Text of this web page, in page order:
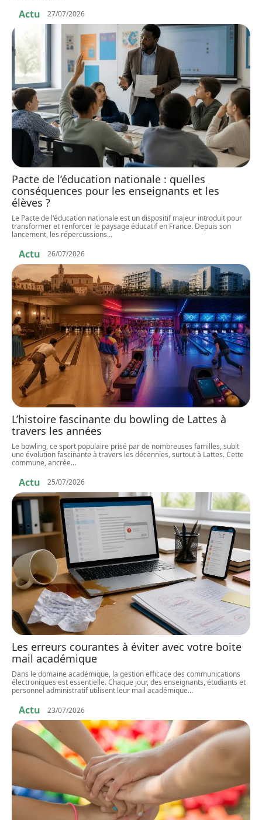
Actu 27/07/2026
Pacte de l’éducation nationale : quelles
conséquences pour les enseignants et les
élèves ?
Le Pacte de l'éducation nationale est un dispositif majeur introduit pour
transformer et renforcer le paysage éducatif en France. Depuis son
lancement, les répercussions…
Actu 26/07/2026
L’histoire fascinante du bowling de Lattes à
travers les années
Le bowling, ce sport populaire prisé par de nombreuses familles, subit
une évolution fascinante à travers les décennies, surtout à Lattes. Cette
commune, ancrée…
Actu 25/07/2026
Les erreurs courantes à éviter avec votre boite
mail académique
Dans le domaine académique, la gestion efficace des communications
électroniques est essentielle. Chaque jour, des enseignants, étudiants et
personnel administratif utilisent leur mail académique…
Actu 23/07/2026